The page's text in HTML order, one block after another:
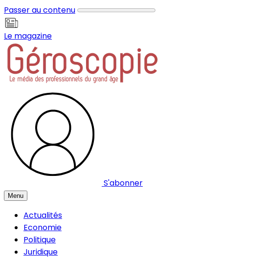
Passer au contenu
Le magazine
S'abonner
Menu
Actualités
Economie
Politique
Juridique
Panneau de gestion des cookies